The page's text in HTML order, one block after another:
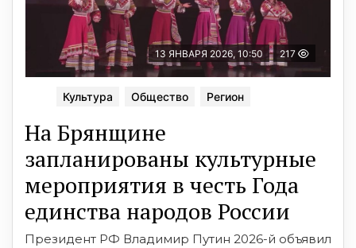
13 ЯНВАРЯ 2026, 10:50 217
Культура Общество Регион
На Брянщине
запланированы культурные
мероприятия в честь Года
единства народов России
Президент РФ Владимир Путин 2026-й объявил